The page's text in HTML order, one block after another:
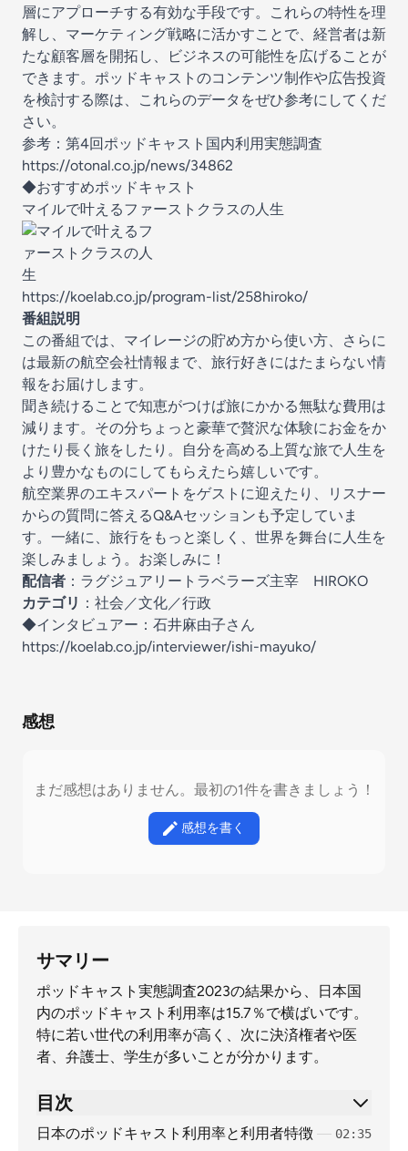
層にアプローチする有効な手段です。これらの特性を理
解し、マーケティング戦略に活かすことで、経営者は新
たな顧客層を開拓し、ビジネスの可能性を広げることが
できます。ポッドキャストのコンテンツ制作や広告投資
を検討する際は、これらのデータをぜひ参考にしてくだ
さい。
参考：第4回ポッドキャスト国内利用実態調査
https://otonal.co.jp/news/34862
◆おすすめポッドキャスト
マイルで叶えるファーストクラスの人生
https://koelab.co.jp/program-list/258hiroko/
番組説明
この番組では、マイレージの貯め方から使い方、さらに
は最新の航空会社情報まで、旅行好きにはたまらない情
報をお届けします。
聞き続けることで知恵がつけば旅にかかる無駄な費用は
減ります。その分ちょっと豪華で贅沢な体験にお金をか
けたり長く旅をしたり。自分を高める上質な旅で人生を
より豊かなものにしてもらえたら嬉しいです。
航空業界のエキスパートをゲストに迎えたり、リスナー
からの質問に答えるQ&Aセッションも予定していま
す。一緒に、旅行をもっと楽しく、世界を舞台に人生を
楽しみましょう。お楽しみに！
配信者 ：ラグジュアリートラベラーズ主宰 HIROKO
カテゴリ ：社会／文化／行政
◆インタビュアー：石井麻由子さん
https://koelab.co.jp/interviewer/ishi-mayuko/
感想
まだ感想はありません。最初の1件を書きましょう！
感想を書く
サマリー
ポッドキャスト実態調査2023の結果から、日本国
内のポッドキャスト利用率は15.7％で横ばいです。
特に若い世代の利用率が高く、次に決済権者や医
者、弁護士、学生が多いことが分かります。
目次
日本のポッドキャスト利用率と利用者特徴 02:35